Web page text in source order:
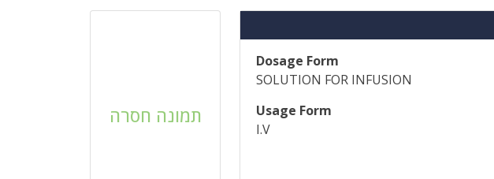
Dosage Form
SOLUTION FOR INFUSION
Usage Form
I.V
תמונה חסרה